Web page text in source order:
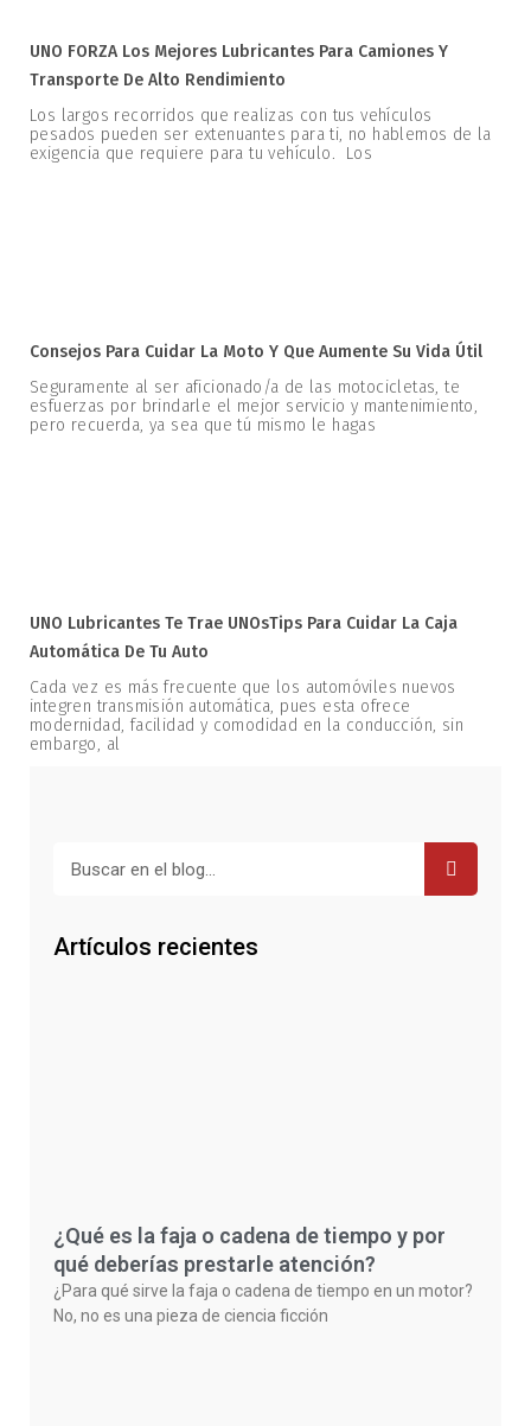
UNO FORZA Los Mejores Lubricantes Para Camiones Y
Transporte De Alto Rendimiento
Los largos recorridos que realizas con tus vehículos
pesados pueden ser extenuantes para ti, no hablemos de la
exigencia que requiere para tu vehículo. Los
Consejos Para Cuidar La Moto Y Que Aumente Su Vida Útil
Seguramente al ser aficionado/a de las motocicletas, te
esfuerzas por brindarle el mejor servicio y mantenimiento,
pero recuerda, ya sea que tú mismo le hagas
UNO Lubricantes Te Trae UNOsTips Para Cuidar La Caja
Automática De Tu Auto
Cada vez es más frecuente que los automóviles nuevos
integren transmisión automática, pues esta ofrece
modernidad, facilidad y comodidad en la conducción, sin
embargo, al
Artículos recientes
¿Qué es la faja o cadena de tiempo y por
qué deberías prestarle atención?
¿Para qué sirve la faja o cadena de tiempo en un motor?
No, no es una pieza de ciencia ficción